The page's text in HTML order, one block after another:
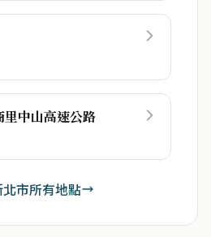
里中山高速公路
市所有地點